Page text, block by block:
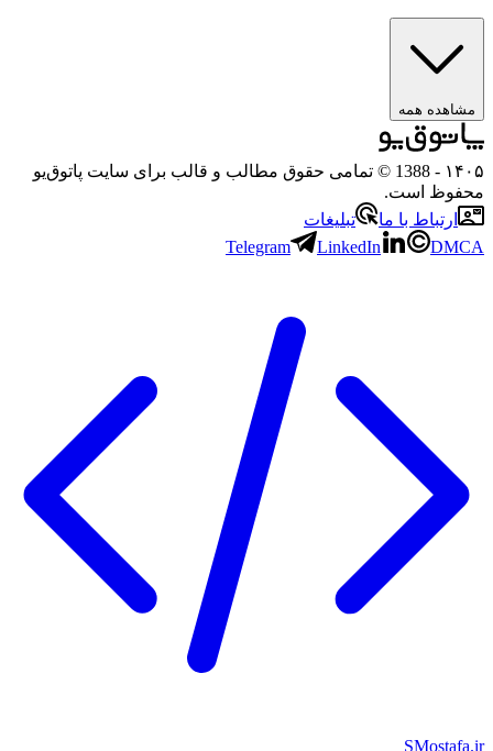
مشاهده همه
۱۴۰۵
- 1388 © تمامی حقوق مطالب و قالب برای سایت پاتوق‌یو
محفوظ است.
ارتباط با ما
تبلیغات
Telegram
LinkedIn DMCA
SMostafa.ir